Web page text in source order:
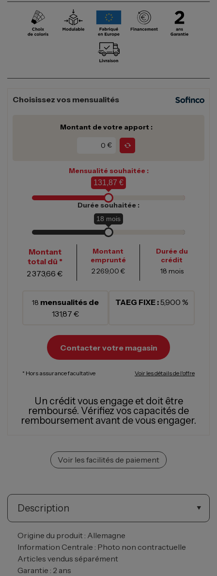
Choisissez vos mensualités
Montant de votre apport :
€
Mensualité souhaitée :
131,87 €
Durée souhaitée :
18 mois
Montant
total dû *
2 373,66 €
Montant
emprunté
2 269,00 €
Durée du
crédit
18 mois
18 mensualités de
131,87 €
TAEG FIXE :5,900 %
Contacter votre magasin
* Hors assurance facultative Voir les détails de l'offre
Un crédit vous engage et doit être
remboursé. Vérifiez vos capacités de
remboursement avant de vous engager.
Voir les facilités de paiement
Description
Origine du produit : Allemagne
Information Centrale : Photo non contractuelle
Articles vendus séparément
Garantie : 2 ans